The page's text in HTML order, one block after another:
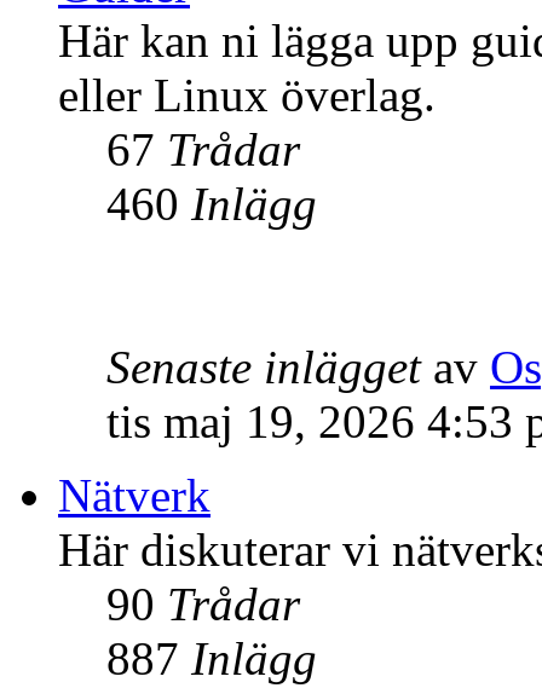
Här kan ni lägga upp
eller Linux överlag.
67 Trådar
460 Inlägg
Senaste inläggetav
tis maj 19, 2026 4:53
Nätverk
Här diskuterar vi
90 Trådar
887 Inlägg